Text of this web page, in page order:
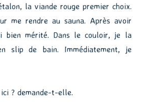
la viande rouge premier choix.
me rendre au sauna. Après avoir
bien mérité. Dans le couloir, je la
slip de bain. Immédiatement, je
? demande-t-elle.